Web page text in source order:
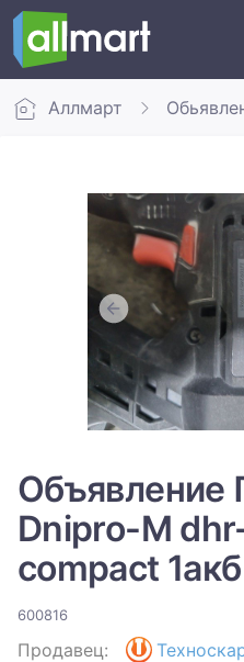
Аллмарт
Объявление
Dnipro-M
compact
600816
Продавец: